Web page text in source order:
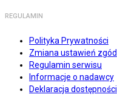
REGULAMIN
Polityka Prywatności
Zmiana ustawień zgód
Regulamin serwisu
Informacje o nadawcy
Deklaracja dostępności